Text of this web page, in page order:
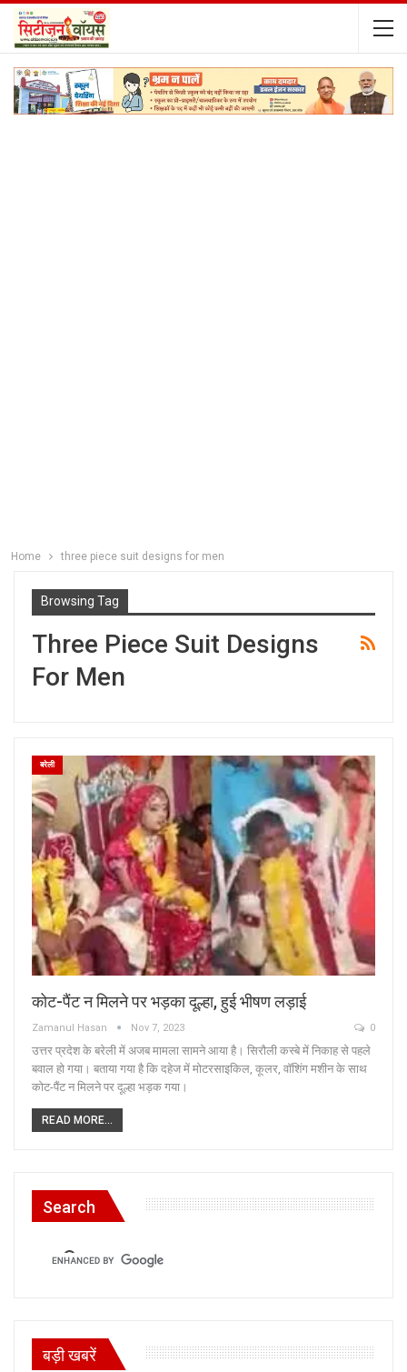
Home three piece suit designs for men
Browsing Tag
Three Piece Suit Designs
For Men
बरेली
कोट-पैंट न मिलने पर भड़का दूल्हा, हुई भीषण लड़ाई
Zamanul Hasan Nov 7, 2023 0
उत्तर प्रदेश के बरेली में अजब मामला सामने आया है। सिरौली कस्बे में निकाह से पहले
बवाल हो गया। बताया गया है कि दहेज में मोटरसाइकिल, कूलर, वॉशिंग मशीन के साथ
कोट-पैंट न मिलने पर दूल्हा भड़क गया।
READ MORE...
Search
बड़ी खबरें